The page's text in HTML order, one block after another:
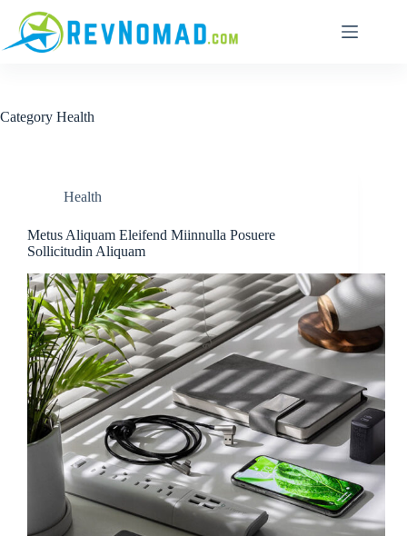
Category Health
Health
Metus Aliquam Eleifend Miinnulla Posuere
Sollicitudin Aliquam